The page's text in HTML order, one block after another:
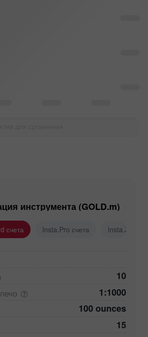
инструмента (GOLD.m)
счета Insta.Pro счета Insta.Zero
10
1:1000
100 ounces
15